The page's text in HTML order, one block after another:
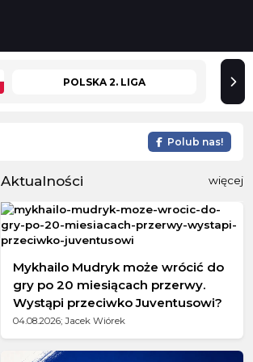
POLSKA 2. LIGA
Polub nas!
Aktualności więcej
Mykhailo Mudryk może wrócić do
gry po 20 miesiącach przerwy.
Wystąpi przeciwko Juventusowi?
04.08.2026; Jacek Wiórek